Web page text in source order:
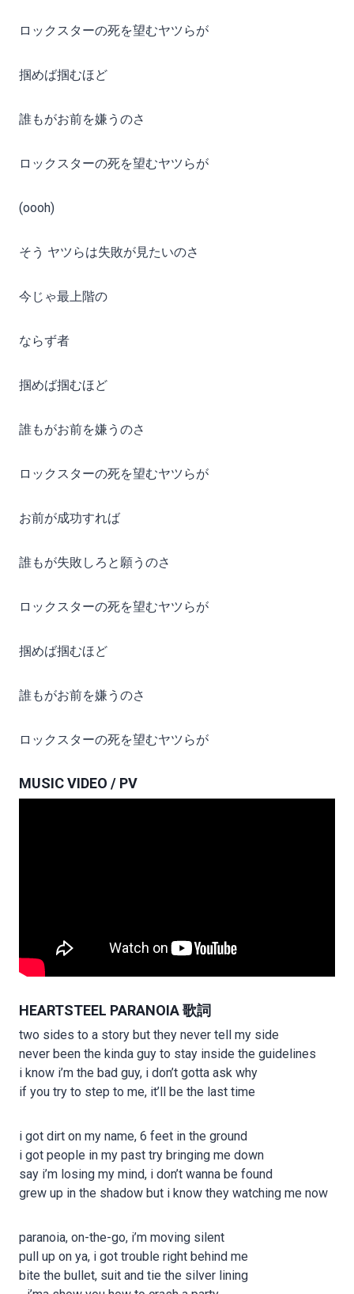
ロックスターの死を望むヤツらが
掴めば掴むほど
誰もがお前を嫌うのさ
ロックスターの死を望むヤツらが
(oooh)
そう ヤツらは失敗が見たいのさ
今じゃ最上階の
ならず者
掴めば掴むほど
誰もがお前を嫌うのさ
ロックスターの死を望むヤツらが
お前が成功すれば
誰もが失敗しろと願うのさ
ロックスターの死を望むヤツらが
掴めば掴むほど
誰もがお前を嫌うのさ
ロックスターの死を望むヤツらが
MUSIC VIDEO / PV
HEARTSTEEL PARANOIA 歌詞
two sides to a story but they never tell my side
never been the kinda guy to stay inside the guidelines
i know i’m the bad guy, i don’t gotta ask why
if you try to step to me, it’ll be the last time
i got dirt on my name, 6 feet in the ground
i got people in my past try bringing me down
say i’m losing my mind, i don’t wanna be found
grew up in the shadow but i know they watching me now
paranoia, on-the-go, i’m moving silent
pull up on ya, i got trouble right behind me
bite the bullet, suit and tie the silver lining